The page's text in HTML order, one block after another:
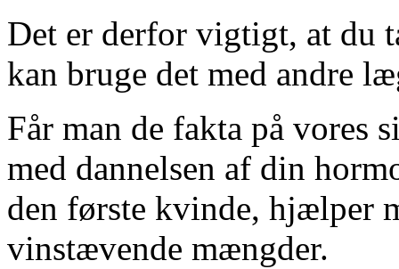
Det er derfor vigtigt, at du
kan bruge det med andre
Får man de fakta på vores
med dannelsen af din
den første kvinde, hjælper
vinstævende mængder.